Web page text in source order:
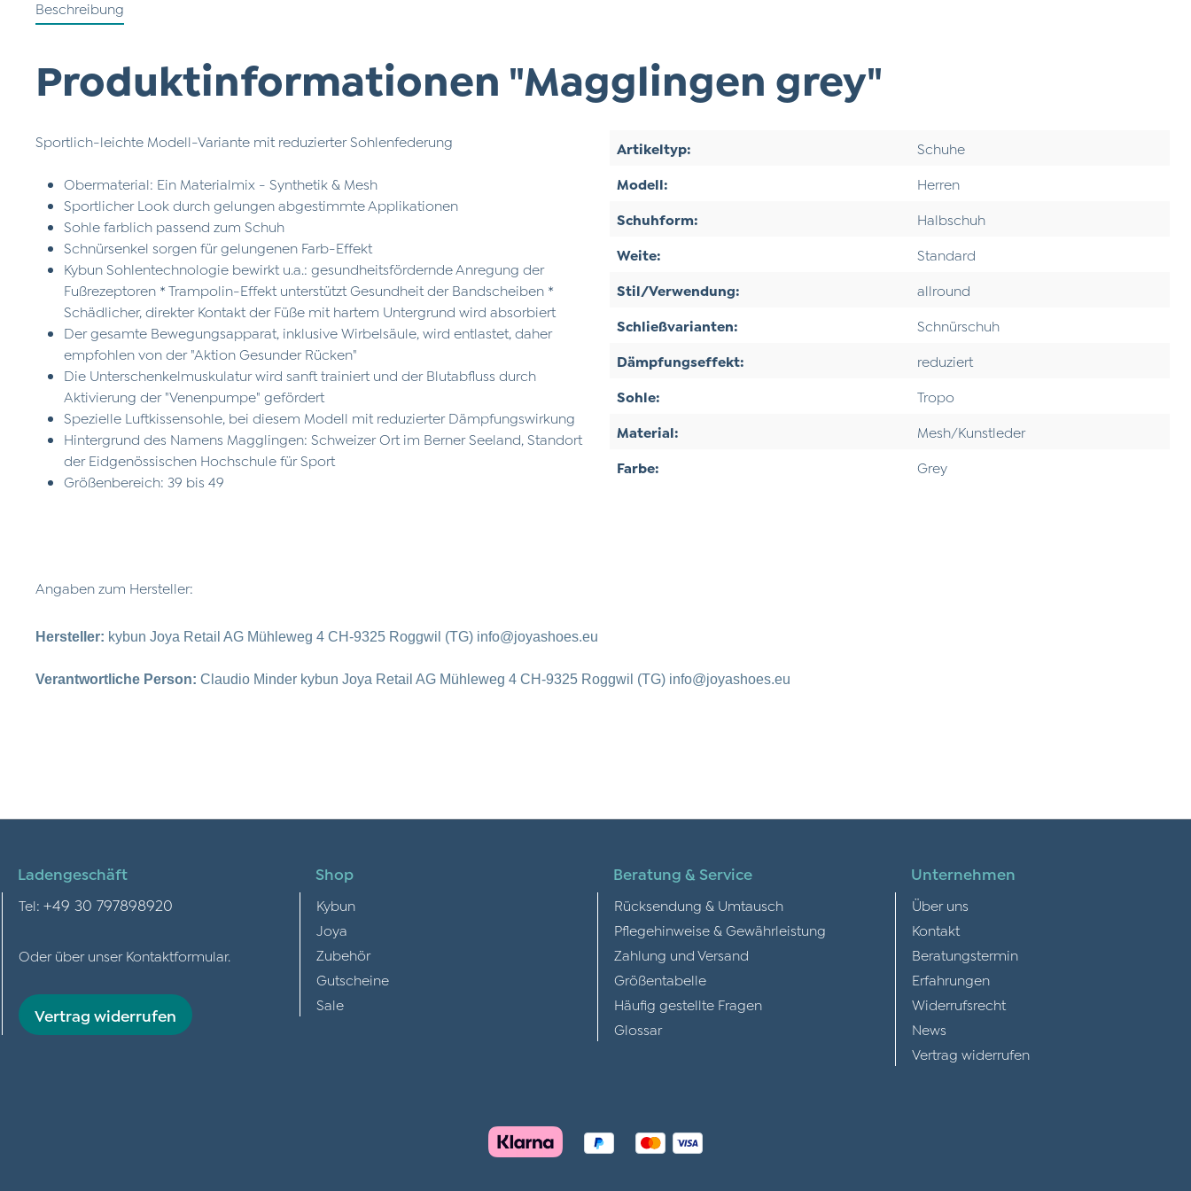
Beschreibung
Produktinformationen "Magglingen grey"
Sportlich-leichte Modell-Variante mit reduzierter Sohlenfederung
Obermaterial: Ein Materialmix - Synthetik & Mesh
Sportlicher Look durch gelungen abgestimmte Applikationen
Sohle farblich passend zum Schuh
Schnürsenkel sorgen für gelungenen Farb-Effekt
Kybun Sohlentechnologie bewirkt u.a.: gesundheitsfördernde Anregung der
Fußrezeptoren * Trampolin-Effekt unterstützt Gesundheit der Bandscheiben *
Schädlicher, direkter Kontakt der Füße mit hartem Untergrund wird absorbiert
Der gesamte Bewegungsapparat, inklusive Wirbelsäule, wird entlastet, daher
empfohlen von der "Aktion Gesunder Rücken"
Die Unterschenkelmuskulatur wird sanft trainiert und der Blutabfluss durch
Aktivierung der "Venenpumpe" gefördert
Spezielle Luftkissensohle, bei diesem Modell mit reduzierter Dämpfungswirkung
Hintergrund des Namens Magglingen: Schweizer Ort im Berner Seeland, Standort
der Eidgenössischen Hochschule für Sport
Größenbereich: 39 bis 49
Artikeltyp: Schuhe
Modell: Herren
Schuhform: Halbschuh
Weite: Standard
Stil/Verwendung: allround
Schließvarianten: Schnürschuh
Dämpfungseffekt: reduziert
Sohle: Tropo
Material: Mesh/Kunstleder
Farbe: Grey
Angaben zum Hersteller:
Hersteller: kybun Joya Retail AG Mühleweg 4 CH-9325 Roggwil (TG) info@joyashoes.eu
Verantwortliche Person: Claudio Minder kybun Joya Retail AG Mühleweg 4 CH-9325 Roggwil (TG) info@joyashoes.eu
Ladengeschäft
Tel: +49 30 797898920
Oder über unser Kontaktformular.
Vertrag widerrufen
Shop
Kybun
Joya
Zubehör
Gutscheine
Sale
Beratung & Service
Rücksendung & Umtausch
Pflegehinweise & Gewährleistung
Zahlung und Versand
Größentabelle
Häufig gestellte Fragen
Glossar
Unternehmen
Über uns
Kontakt
Beratungstermin
Erfahrungen
Widerrufsrecht
News
Vertrag widerrufen